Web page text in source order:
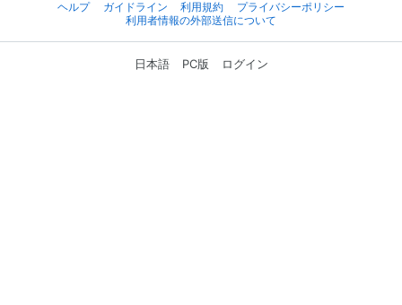
ヘルプ
ガイドライン 利用規約
プライバシーポリシー
利用者情報の外部送信について
日本語 PC版 ログイン